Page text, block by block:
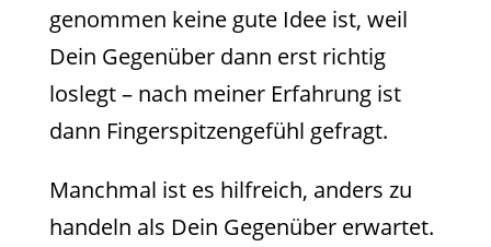
genommen keine gute Idee ist, weil
Dein Gegenüber dann erst richtig
loslegt – nach meiner Erfahrung ist
dann Fingerspitzengefühl gefragt.
Manchmal ist es hilfreich, anders zu
handeln als Dein Gegenüber erwartet.